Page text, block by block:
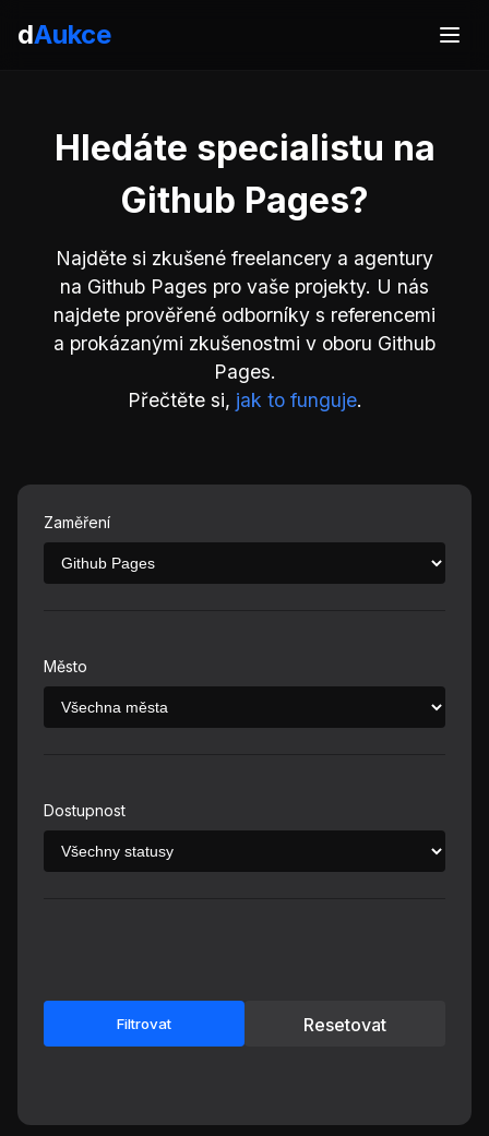
dAukce
Hledáte specialistu na
Github Pages?
Najděte si zkušené freelancery a agentury
na Github Pages pro vaše projekty. U nás
najdete prověřené odborníky s referencemi
a prokázanými zkušenostmi v oboru Github
Pages.
Přečtěte si, jak to funguje.
Zaměření
Město
Dostupnost
Filtrovat Resetovat